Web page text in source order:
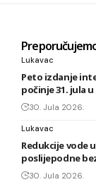
Lukavac
Peto izdanje
počinje 31. jula
30. Jula 2026.
Lukavac
Redukcije vode
poslijepodne
30. Jula 2026.